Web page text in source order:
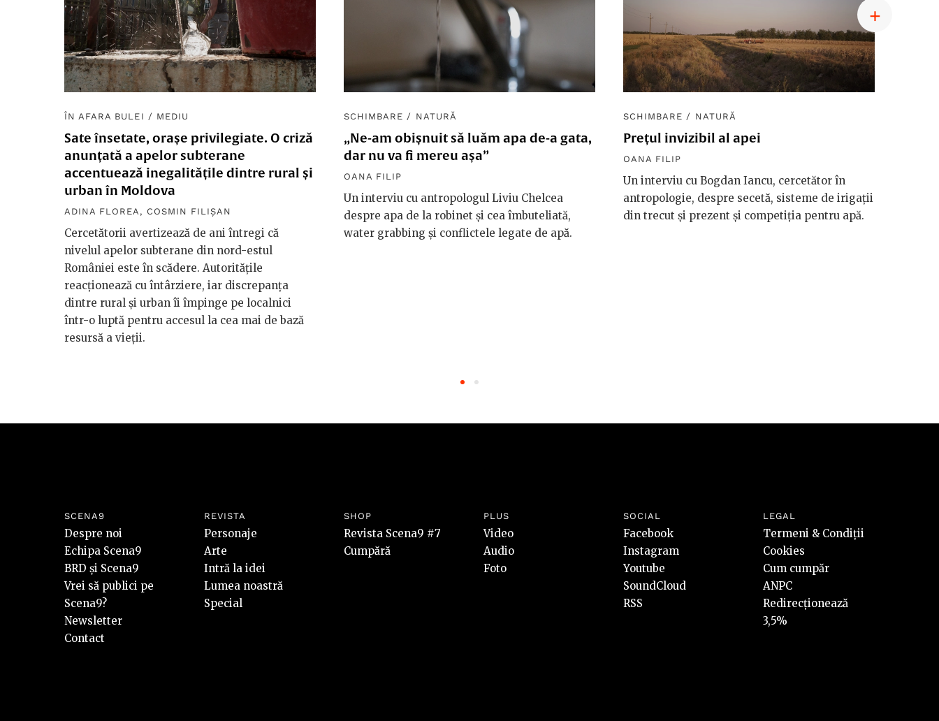
ÎN AFARA BULEI / MEDIU
Sate însetate, orașe privilegiate. O criză
anunțată a apelor subterane
accentuează inegalitățile dintre rural și
urban în Moldova
ADINA FLOREA , COSMIN FILIȘAN
Cercetătorii avertizează de ani întregi că
nivelul apelor subterane din nord-estul
României este în scădere. Autoritățile
reacționează cu întârziere, iar discrepanța
dintre rural și urban îi împinge pe localnici
într-o luptă pentru accesul la cea mai de bază
resursă a vieții.
SCHIMBARE / NATURĂ
„Ne-am obișnuit să luăm apa de-a gata,
dar nu va fi mereu așa”
OANA FILIP
Un interviu cu antropologul Liviu Chelcea
despre apa de la robinet și cea îmbuteliată,
water grabbing și conflictele legate de apă.
SCHIMBARE / NATURĂ
Prețul invizibil al apei
OANA FILIP
Un interviu cu Bogdan Iancu, cercetător în
antropologie, despre secetă, sisteme de irigații
din trecut și prezent și competiția pentru apă.
SCENA9
Despre noi
Echipa Scena9
BRD și Scena9
Vrei să publici pe
Scena9?
Newsletter
Contact
REVISTA
Personaje
Arte
Intră la idei
Lumea noastră
Special
SHOP
Revista Scena9 #7
Cumpără
PLUS
Video
Audio
Foto
SOCIAL
Facebook
Instagram
Youtube
SoundCloud
RSS
LEGAL
Termeni & Condiții
Cookies
Cum cumpăr
ANPC
Redirecționează
3,5%